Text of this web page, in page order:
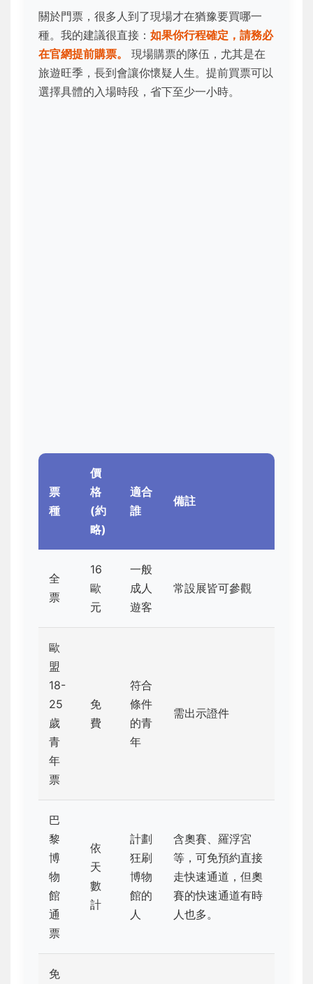
關於門票，很多人到了現場才在猶豫要買哪一
種。我的建議很直接： 如果你行程確定，請務必
在官網提前購票。
現場購票的隊伍，尤其是在
旅遊旺季，長到會讓你懷疑人生。提前買票可以
選擇具體的入場時段，省下至少一小時。
票
種
價
格
(約
略)
適合
誰
備註
全
票
16
歐
元
一般
成人
遊客
常設展皆可參觀
歐
盟
18-
25
歲
青
年
票
免
費
符合
條件
的青
年
需出示證件
巴
黎
博
物
館
通
票
依
天
數
計
計劃
狂刷
博物
館的
人
含奧賽、羅浮宮
等，可免預約直接
走快速通道，但奧
賽的快速通道有時
人也多。
免